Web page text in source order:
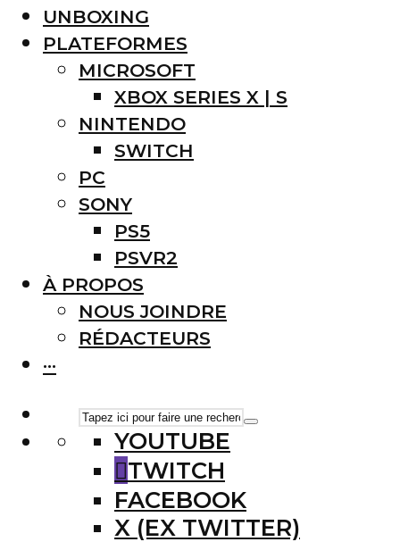
UNBOXING
PLATEFORMES
MICROSOFT
XBOX SERIES X | S
NINTENDO
SWITCH
PC
SONY
PS5
PSVR2
À PROPOS
NOUS JOINDRE
RÉDACTEURS
···
YOUTUBE
TWITCH
FACEBOOK
X (EX TWITTER)